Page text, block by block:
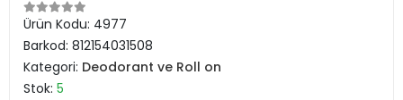
Ürün Kodu: 4977
Barkod: 812154031508
Kategori: Deodorant ve Roll on
Stok: 5